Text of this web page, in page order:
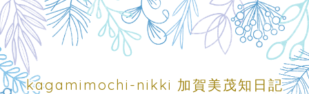
kagamimochi-nikki 加賀美茂知日記